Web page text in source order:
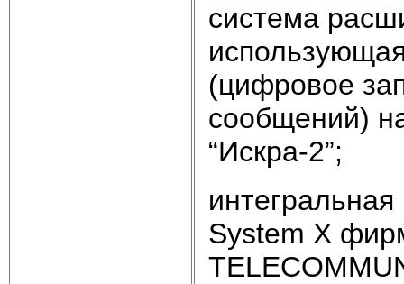
система
(цифровое
сообщений)
“Искра-2”;
System X